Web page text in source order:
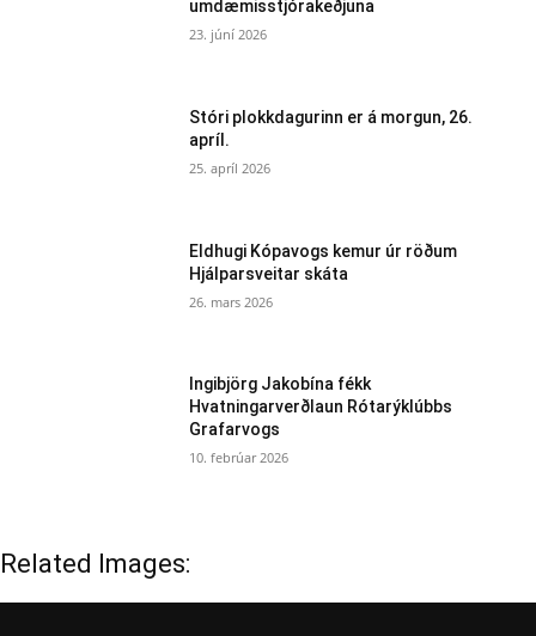
umdæmisstjórakeðjuna
23. júní 2026
Stóri plokkdagurinn er á morgun, 26.
apríl.
25. apríl 2026
Eldhugi Kópavogs kemur úr röðum
Hjálparsveitar skáta
26. mars 2026
Ingibjörg Jakobína fékk
Hvatningarverðlaun Rótarýklúbbs
Grafarvogs
10. febrúar 2026
Related Images: